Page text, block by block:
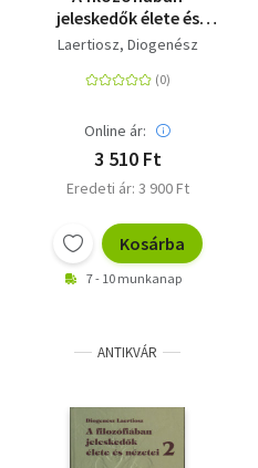
jeleskedők élete és
nézetei tíz könyvben 2.
Laertiosz, Diogenész
Online ár:
3 510 Ft
Eredeti ár: 3 900 Ft
Kosárba
7 - 10 munkanap
ANTIKVÁR